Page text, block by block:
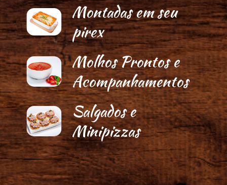
Montadas em seu
pirex
Molhos Prontos e
Acompanhamentos
Salgados e
Minipizzas